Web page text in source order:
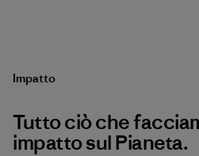
Impatto
Tutto ciò che
impatto sul Pianeta.